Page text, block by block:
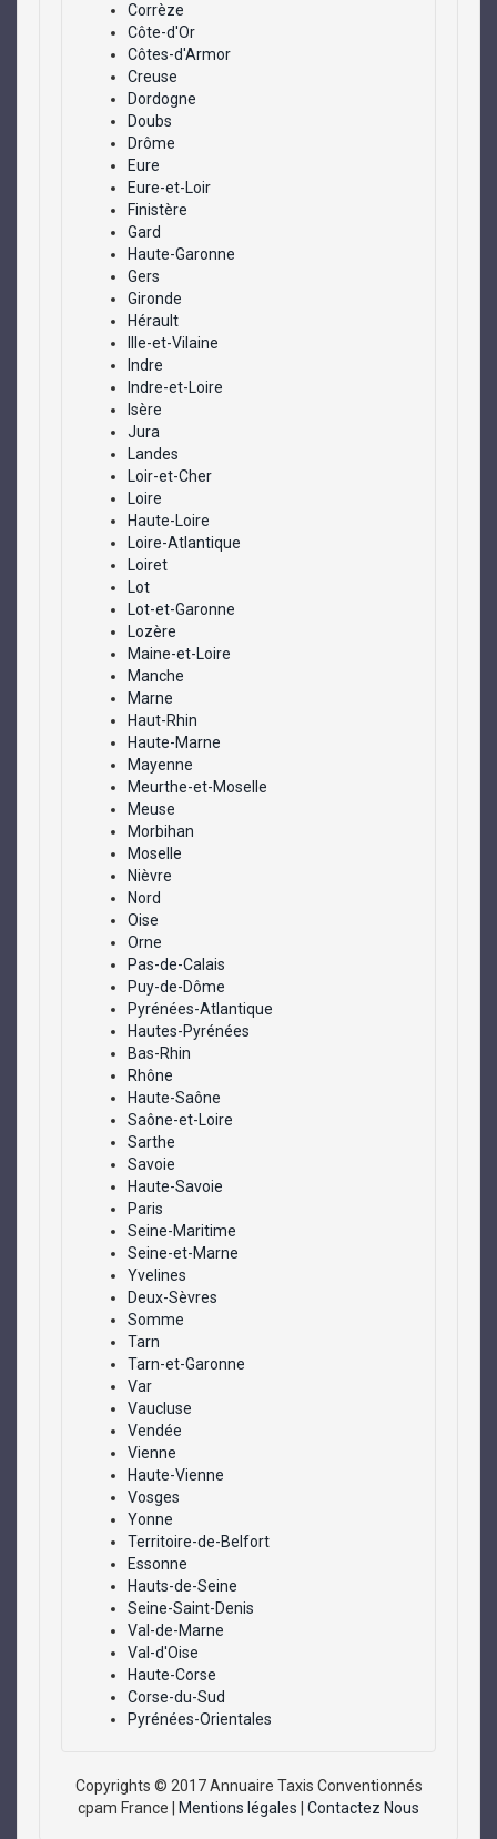
Corrèze
Côte-d'Or
Côtes-d'Armor
Creuse
Dordogne
Doubs
Drôme
Eure
Eure-et-Loir
Finistère
Gard
Haute-Garonne
Gers
Gironde
Hérault
Ille-et-Vilaine
Indre
Indre-et-Loire
Isère
Jura
Landes
Loir-et-Cher
Loire
Haute-Loire
Loire-Atlantique
Loiret
Lot
Lot-et-Garonne
Lozère
Maine-et-Loire
Manche
Marne
Haut-Rhin
Haute-Marne
Mayenne
Meurthe-et-Moselle
Meuse
Morbihan
Moselle
Nièvre
Nord
Oise
Orne
Pas-de-Calais
Puy-de-Dôme
Pyrénées-Atlantique
Hautes-Pyrénées
Bas-Rhin
Rhône
Haute-Saône
Saône-et-Loire
Sarthe
Savoie
Haute-Savoie
Paris
Seine-Maritime
Seine-et-Marne
Yvelines
Deux-Sèvres
Somme
Tarn
Tarn-et-Garonne
Var
Vaucluse
Vendée
Vienne
Haute-Vienne
Vosges
Yonne
Territoire-de-Belfort
Essonne
Hauts-de-Seine
Seine-Saint-Denis
Val-de-Marne
Val-d'Oise
Haute-Corse
Corse-du-Sud
Pyrénées-Orientales
Copyrights © 2017 Annuaire Taxis Conventionnés
cpam France |
Mentions légales Contactez Nous